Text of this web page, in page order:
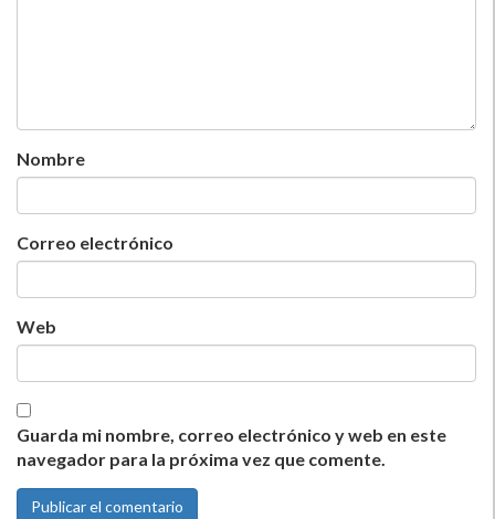
Nombre
Correo electrónico
Web
Guarda mi nombre, correo electrónico y web en este
navegador para la próxima vez que comente.